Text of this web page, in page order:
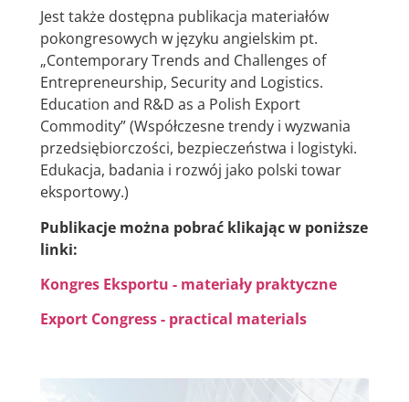
Jest także dostępna publikacja materiałów
pokongresowych w języku angielskim pt.
„Contemporary Trends and Challenges of
Entrepreneurship, Security and Logistics.
Education and R&D as a Polish Export
Commodity” (Współczesne trendy i wyzwania
przedsiębiorczości, bezpieczeństwa i logistyki.
Edukacja, badania i rozwój jako polski towar
eksportowy.)
Publikacje można pobrać klikając w poniższe
linki:
Kongres Eksportu - materiały praktyczne
Export Congress - practical materials